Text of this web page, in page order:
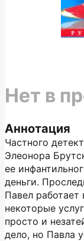
Аннотация
Частного
Элеонора
ее
деньги.
Павел работает
некоторые
просто и
дело, но Павла
Нет в